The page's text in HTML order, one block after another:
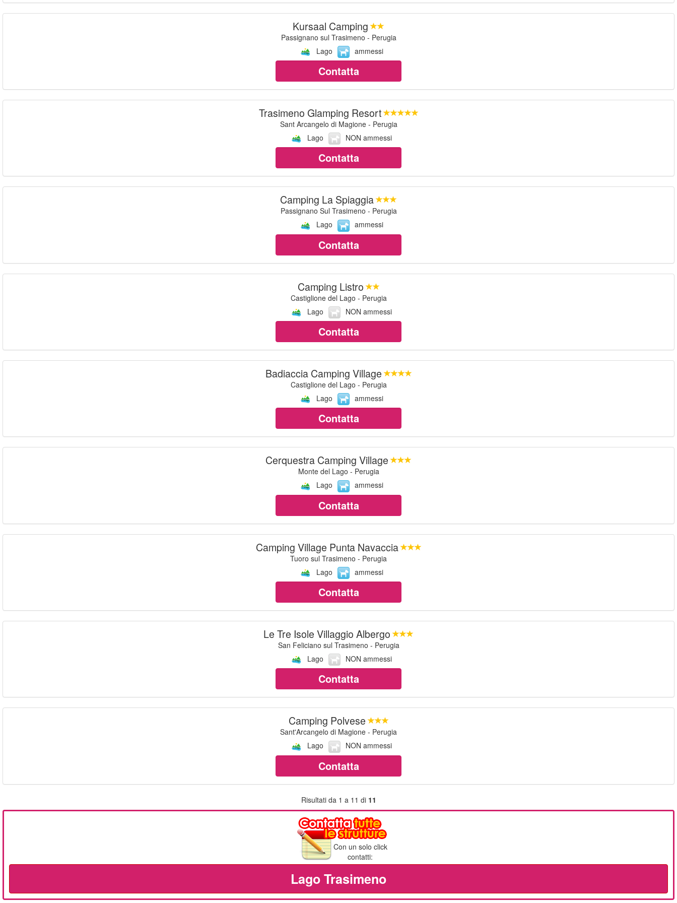
Kursaal Camping
Passignano sul Trasimeno - Perugia
Lago
ammessi
Contatta
Trasimeno Glamping Resort
Sant Arcangelo di Magione - Perugia
Lago
NON ammessi
Contatta
Camping La Spiaggia
Passignano Sul Trasimeno - Perugia
Lago
ammessi
Contatta
Camping Listro
Castiglione del Lago - Perugia
Lago
NON ammessi
Contatta
Badiaccia Camping Village
Castiglione del Lago - Perugia
Lago
ammessi
Contatta
Cerquestra Camping Village
Monte del Lago - Perugia
Lago
ammessi
Contatta
Camping Village Punta Navaccia
Tuoro sul Trasimeno - Perugia
Lago
ammessi
Contatta
Le Tre Isole Villaggio Albergo
San Feliciano sul Trasimeno - Perugia
Lago
NON ammessi
Contatta
Camping Polvese
Sant'Arcangelo di Magione - Perugia
Lago
NON ammessi
Contatta
Risultati da 1 a 11 di 11
Con un solo click
contatti:
Lago Trasimeno